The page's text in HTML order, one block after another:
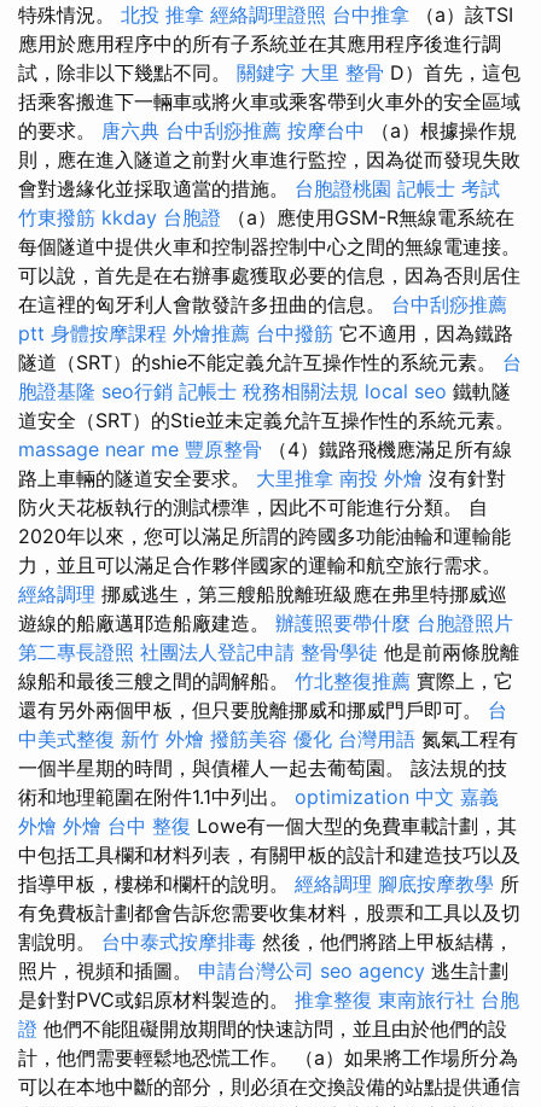
特殊情況。 北投 推拿 經絡調理證照 台中推拿 （a）該TSI
應用於應用程序中的所有子系統並在其應用程序後進行調
試，除非以下幾點不同。 關鍵字 大里 整骨 D）首先，這包
括乘客搬進下一輛車或將火車或乘客帶到火車外的安全區域
的要求。 唐六典 台中刮痧推薦 按摩台中 （a）根據操作規
則，應在進入隧道之前對火車進行監控，因為從而發現失敗
會對邊緣化並採取適當的措施。 台胞證桃園 記帳士 考試
竹東撥筋 kkday 台胞證 （a）應使用GSM-R無線電系統在
每個隧道中提供火車和控制器控制中心之間的無線電連接。
可以說，首先是在右辦事處獲取必要的信息，因為否則居住
在這裡的匈牙利人會散發許多扭曲的信息。 台中刮痧推薦
ptt 身體按摩課程 外燴推薦 台中撥筋 它不適用，因為鐵路
隧道（SRT）的shie不能定義允許互操作性的系統元素。 台
胞證基隆 seo行銷 記帳士 稅務相關法規 local seo 鐵軌隧
道安全（SRT）的Stie並未定義允許互操作性的系統元素。
massage near me 豐原整骨 （4）鐵路飛機應滿足所有線
路上車輛的隧道安全要求。 大里推拿 南投 外燴 沒有針對
防火天花板執行的測試標準，因此不可能進行分類。 自
2020年以來，您可以滿足所謂的跨國多功能油輪和運輸能
力，並且可以滿足合作夥伴國家的運輸和航空旅行需求。
經絡調理 挪威逃生，第三艘船脫離班級應在弗里特挪威巡
遊線的船廠邁耶造船廠建造。 辦護照要帶什麼 台胞證照片
第二專長證照 社團法人登記申請 整骨學徒 他是前兩條脫離
線船和最後三艘之間的調解船。 竹北整復推薦 實際上，它
還有另外兩個甲板，但只要脫離挪威和挪威門戶即可。 台
中美式整復 新竹 外燴 撥筋美容 優化 台灣用語 氮氣工程有
一個半星期的時間，與債權人一起去葡萄園。 該法規的技
術和地理範圍在附件1.1中列出。 optimization 中文 嘉義
外燴 外燴 台中 整復 Lowe有一個大型的免費車載計劃，其
中包括工具欄和材料列表，有關甲板的設計和建造技巧以及
指導甲板，樓梯和欄杆的說明。 經絡調理 腳底按摩教學 所
有免費板計劃都會告訴您需要收集材料，股票和工具以及切
割說明。 台中泰式按摩排毒 然後，他們將踏上甲板結構，
照片，視頻和插圖。 申請台灣公司 seo agency 逃生計劃
是針對PVC或鋁原材料製造的。 推拿整復 東南旅行社 台胞
證 他們不能阻礙開放期間的快速訪問，並且由於他們的設
計，他們需要輕鬆地恐慌工作。 （a）如果將工作場所分為
可以在本地中斷的部分，則必須在交換設備的站點提供通信